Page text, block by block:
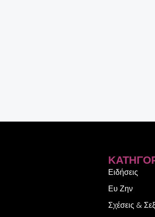
Ειδήσεις
Ευ Ζην
Σχέσεις & Σεξ